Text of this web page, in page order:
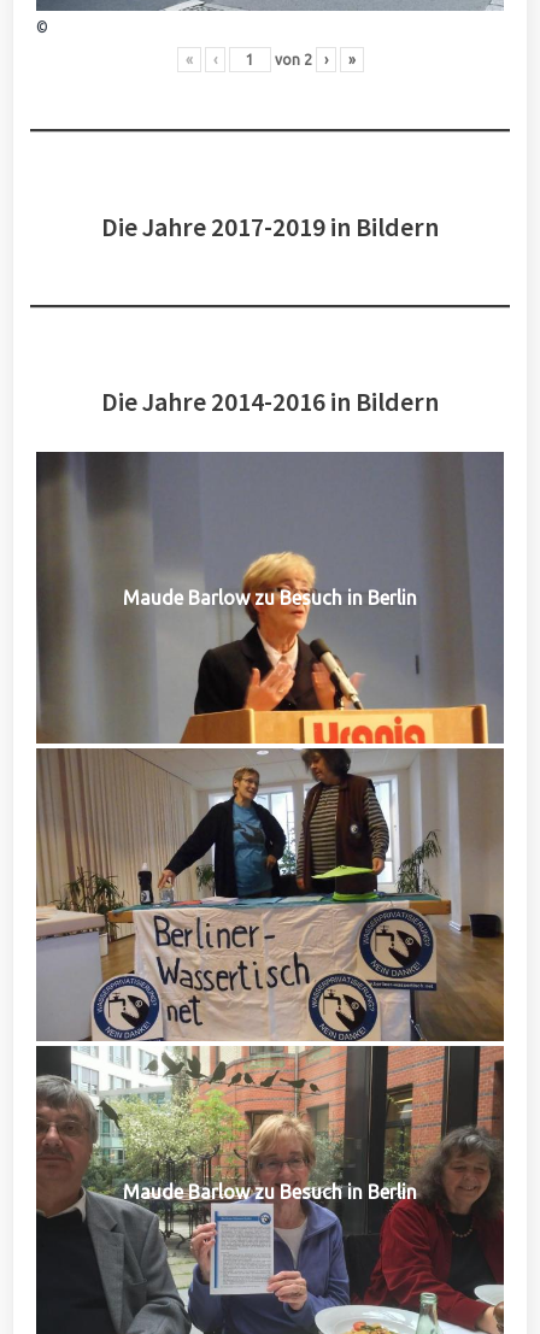
©
« ‹ von 2 › »
Die Jahre 2017-2019 in Bildern
Die Jahre 2014-2016 in Bildern
Maude Barlow zu Besuch in Berlin
Maude Barlow zu Besuch in Berlin